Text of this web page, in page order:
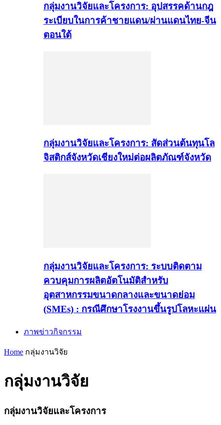
กลุ่มงานวิจัยและโครงการ: อุปสรรคด้านกฎ
ระเบียบในการค้าชายแดน/ผ่านแดนไทย-จีน
ตอนใต้
กลุ่มงานวิจัยและโครงการ: สัดส่วนต้นทุนโล
จิสติกส์จังหวัดเชียงใหม่ต่อผลิตภัณฑ์จังหวัด
กลุ่มงานวิจัยและโครงการ: ระบบติดตาม
ควบคุมการผลิตอัตโนมัติสำหรับ
อุตสาหกรรมขนาดกลางและขนาดย่อม
(SMEs) : กรณีศึกษาโรงงานขึ้นรูปโลหะแผ่น
ภาพข่าวกิจกรรม
Home กลุ่มงานวิจัย
กลุ่มงานวิจัย
กลุ่มงานวิจัยและโครงการ